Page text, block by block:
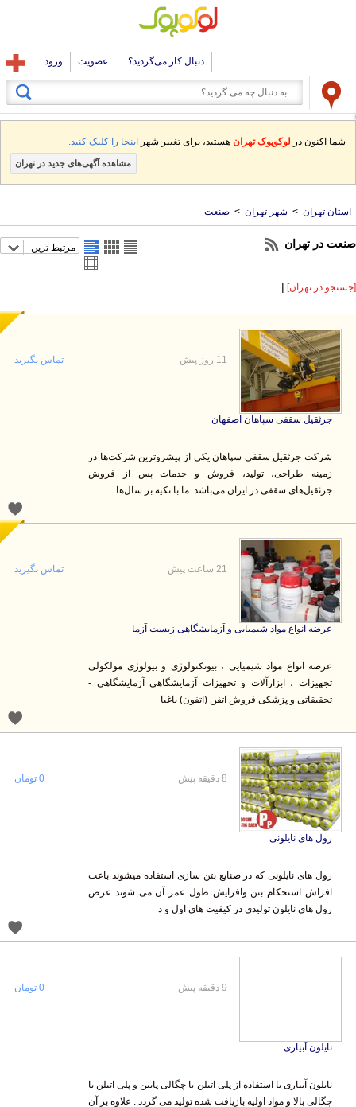
دنبال کار می‌گردید؟ عضویت ورود
شما اکنون در لوکوپوک تهرانهستید، برای تغییر شهر اینجا را کلیک کنید.
مشاهده آگهی‌های جدید در تهران
استان تهران > شهر تهران > صنعت
در تهران مرتبط ترین
در تهران] |
جرثقیل سقفی سپاهان اصفهان
شرکت جرثقیل سقفی سپاهان یکی از پیشروترین شرکت‌ها در
زمینه طراحی، تولید، فروش و خدمات پس از فروش
جرثقیل‌های سقفی در ایران می‌باشد. ما با تکیه بر سال‌ها
11 روز پیش تماس بگیرید
عرضه انواع مواد شیمیایی و آزمایشگاهی زیست آزما
عرضه انواع مواد شیمیایی ، بیوتکنولوژی و بیولوژی مولکولی
تجهیزات ، ابزارآلات و تجهیزات آزمایشگاهی آزمایشگاهی -
تحقیقاتی و پزشکی فروش اتفن (اتفون) باغبا
21 ساعت پیش تماس بگیرید
رول های نایلونی
رول های نایلونی که در صنایع بتن سازی استفاده میشوند باعت
افزاش استحکام بتن وافزایش طول عمر آن می شوند عرض
رول های نایلون تولیدی در کیفیت های اول و د
0 تومان
نایلون آبیاری
نایلون آبیاری با استفاده از پلی اتیلن با چگالی پایین و پلی اتیلن با
چگالی بالا و مواد اولیه بازیافت شده تولید می گردد . علاوه بر آن
0 تومان